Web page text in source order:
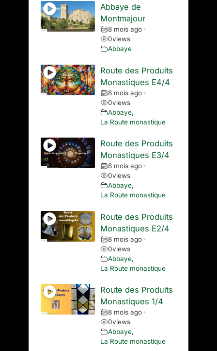
Abbaye de
Montmajour
8 mois ago •
0views
Abbaye
Route des Produits
Monastiques E4/4
8 mois ago •
0views
Abbaye,
La Route monastique
Route des Produits
Monastiques E3/4
8 mois ago •
0views
Abbaye,
La Route monastique
Route des Produits
Monastiques E2/4
8 mois ago •
0views
Abbaye,
La Route monastique
Route des Produits
Monastiques 1/4
8 mois ago •
0views
Abbaye,
La Route monastique